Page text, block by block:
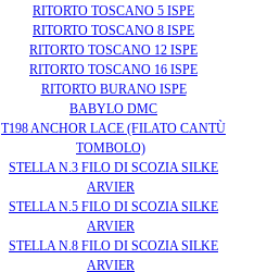
RITORTO TOSCANO 5 ISPE
RITORTO TOSCANO 8 ISPE
RITORTO TOSCANO 12 ISPE
RITORTO TOSCANO 16 ISPE
RITORTO BURANO ISPE
BABYLO DMC
T198 ANCHOR LACE (FILATO CANTÙ
TOMBOLO)
STELLA N.3 FILO DI SCOZIA SILKE
ARVIER
STELLA N.5 FILO DI SCOZIA SILKE
ARVIER
STELLA N.8 FILO DI SCOZIA SILKE
ARVIER